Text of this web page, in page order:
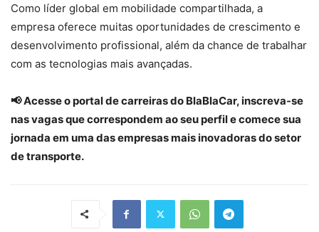
Como líder global em mobilidade compartilhada, a
empresa oferece muitas oportunidades de crescimento e
desenvolvimento profissional, além da chance de trabalhar
com as tecnologias mais avançadas.
📢 Acesse o portal de carreiras do BlaBlaCar, inscreva-se
nas vagas que correspondem ao seu perfil e comece sua
jornada em uma das empresas mais inovadoras do setor
de transporte.